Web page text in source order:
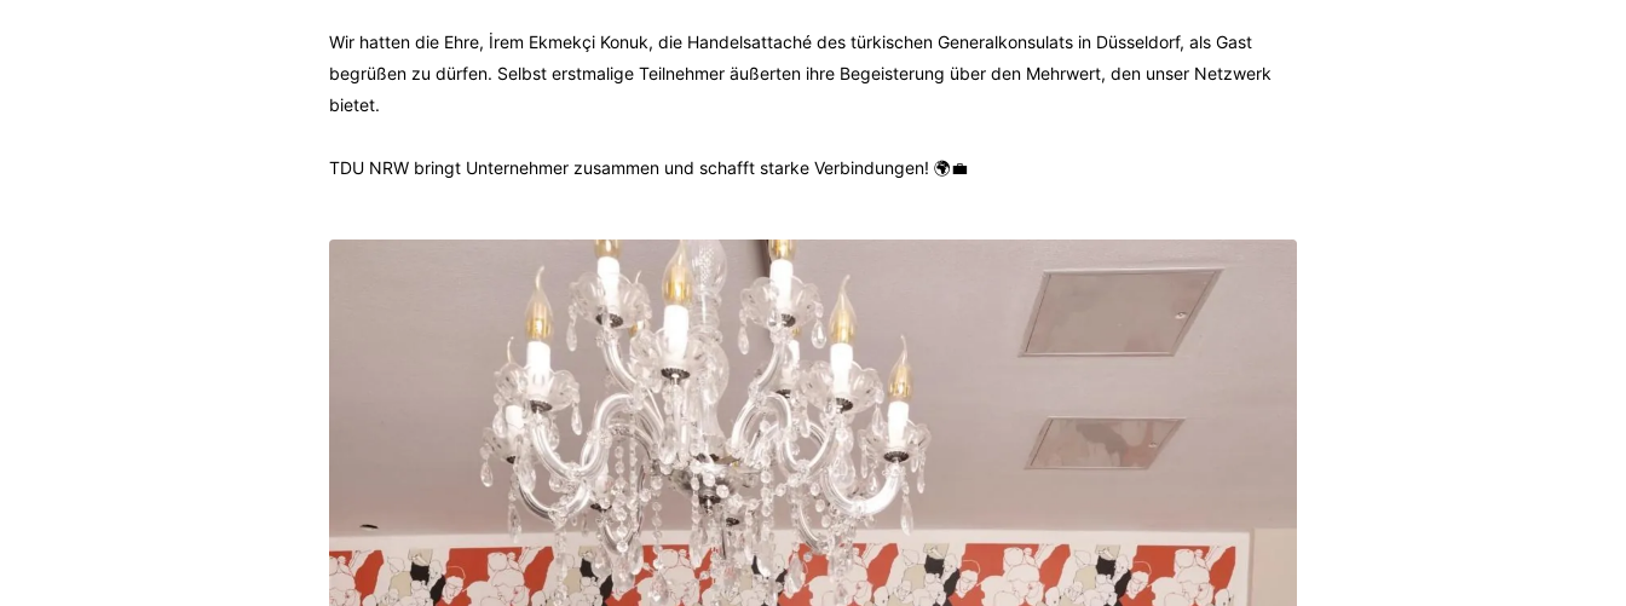
Wir hatten die Ehre, İrem Ekmekçi Konuk, die Handelsattaché des türkischen Generalkonsulats in Düsseldorf, als Gast
begrüßen zu dürfen. Selbst erstmalige Teilnehmer äußerten ihre Begeisterung über den Mehrwert, den unser Netzwerk
bietet.
TDU NRW bringt Unternehmer zusammen und schafft starke Verbindungen! 🌍💼